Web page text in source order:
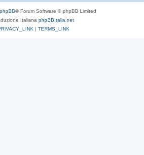
phpBB® Forum Software © phpBB Limited
Italiana phpBBItalia.net
| TERMS_LINK